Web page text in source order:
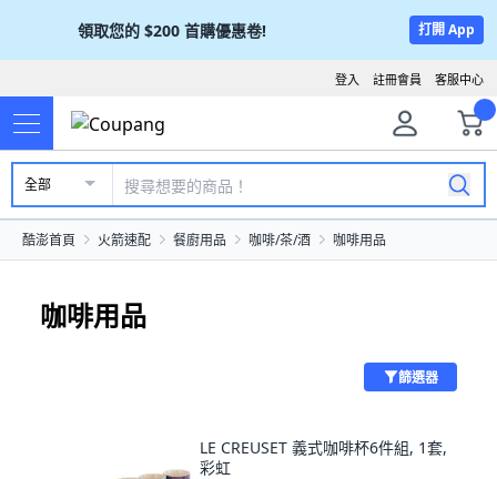
領取您的 $200 首購優惠卷! 打開 App
客服中心
註冊會員
登入
全部
酷澎首頁 火箭速配 餐廚用品 咖啡/茶/酒 咖啡用品
咖啡用品
篩選器
LE CREUSET 義式咖啡杯6件組, 1套,
彩虹